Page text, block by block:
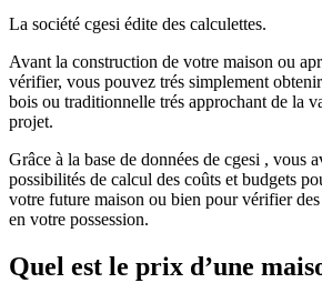
La société cgesi édite des calculettes.
Avant la construction de votre maison ou
vérifier, vous pouvez trés simplement
bois ou traditionnelle trés approchant de la
projet.
Grâce à la base de données de cgesi , vous
possibilités de calcul des coûts et budgets
votre future maison ou bien pour vérifier
en votre possession.
Quel est le prix d’une